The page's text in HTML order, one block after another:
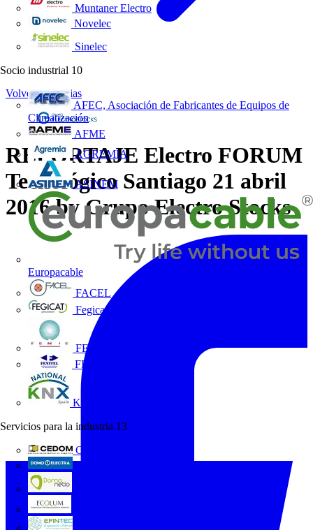
Muntaner Electro
Novelec
Sinelec
Socio industrial 10
AFEC, Asociación de Fabricantes de Equipos de
Climatización
AFME
AGREMIA
ASINEM
Europacable
FACEL
Fegicat
FENIE
FENITEL
KNX España
Servicios para la industria 13
CEDOM
Volver a Noticias
REPORTAJE Electro FORUM
Tecnológico Santiago 21 abril
2016 by Grupo Electro Stocks